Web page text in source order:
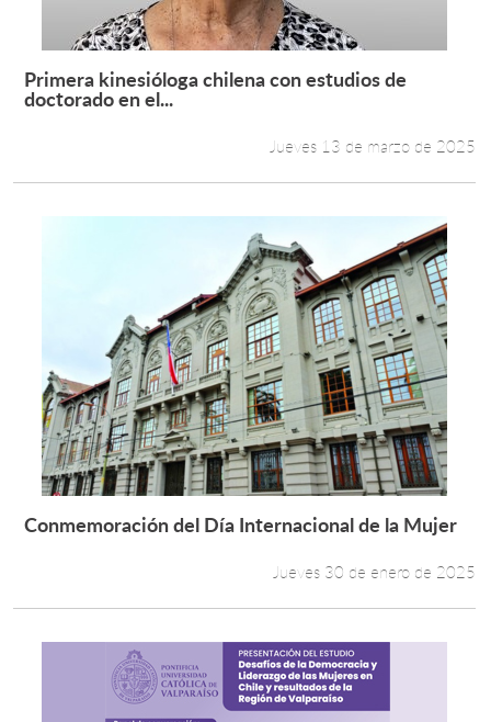
Leer más +
Primera kinesióloga chilena con estudios de
doctorado en el...
Jueves 13 de marzo de 2025
Leer más +
Conmemoración del Día Internacional de la Mujer
Jueves 30 de enero de 2025